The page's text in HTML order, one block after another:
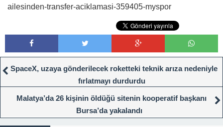
ailesinden-transfer-aciklamasi-359405-myspor
SpaceX, uzaya gönderilecek roketteki teknik arıza nedeniyle
fırlatmayı durdurdu
Malatya’da 26 kişinin öldüğü sitenin kooperatif başkanı
Bursa’da yakalandı